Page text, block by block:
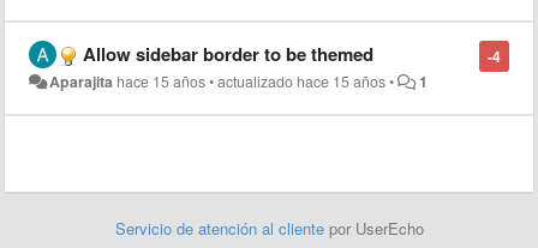
-4
Allow sidebar border to be themed
Aparajita hace 15 años•actualizado hace 15 años• 1
Servicio de atención al cliente por UserEcho